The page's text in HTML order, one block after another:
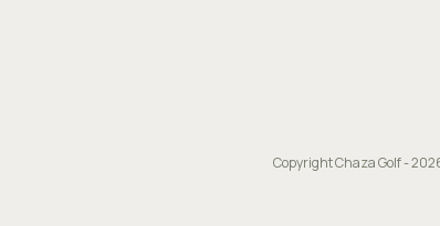
Copyright Chaza Golf -